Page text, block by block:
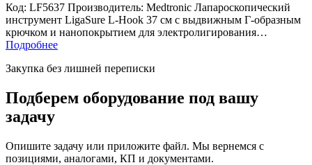
Код: LF5637 Производитель: Medtronic Лапароскопический
инструмент LigaSure L-Hook 37 см с выдвижным Г-образным
крючком и нанопокрытием для электролигирования…
Подробнее
Закупка без лишней переписки
Подберем оборудование под вашу
задачу
Опишите задачу или приложите файл. Мы вернемся с
позициями, аналогами, КП и документами.